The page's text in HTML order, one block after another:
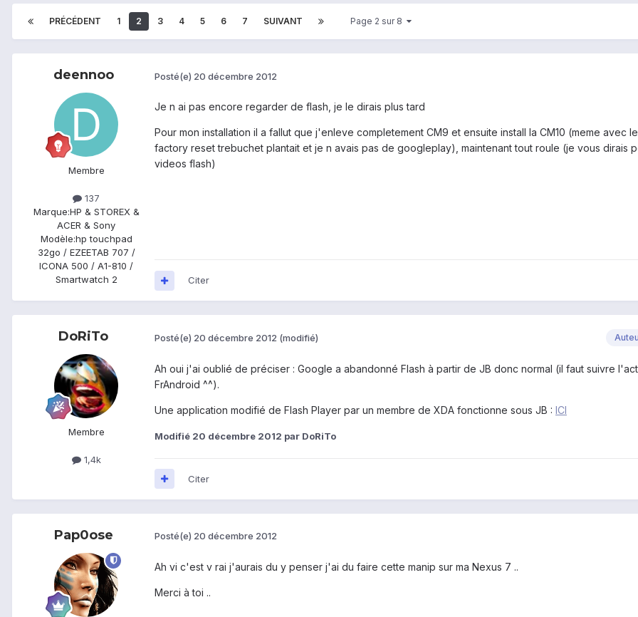
PRÉCÉDENT 1 2 3 4 5 6 7 SUIVANT Page 2 sur 8
deennoo
Membre
137
Marque:HP & STOREX &
ACER & Sony
Modèle:hp touchpad
32go / EZEETAB 707 /
ICONA 500 / A1-810 /
Smartwatch 2
Posté(e) 20 décembre 2012
Je n ai pas encore regarder de flash, je le dirais plus tard
Pour mon installation il a fallut que j'enleve completement CM9 et ensuite install la CM10 (meme avec
factory reset trebuchet plantait et je n avais pas de googleplay), maintenant tout roule (je vous dirais
videos flash)
Citer
DoRiTo
Membre
1,4k
Posté(e) 20 décembre 2012 (modifié)
Ah oui j'ai oublié de préciser : Google a abandonné Flash à partir de JB donc normal (il faut suivre
FrAndroid ^^).
Une application modifié de Flash Player par un membre de XDA fonctionne sous JB : ICI
Modifié 20 décembre 2012 par DoRiTo
Citer
Pap0ose Posté(e) 20 décembre 2012
Ah vi c'est v rai j'aurais du y penser j'ai du faire cette manip sur ma Nexus 7 ..
Merci à toi ..